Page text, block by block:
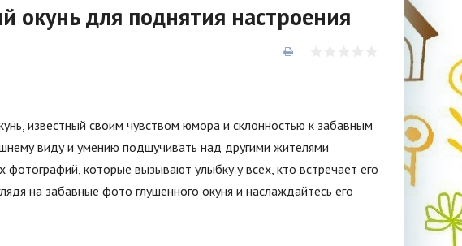
для поднятия настроения
известный своим чувством юмора и склонностью к забавным
виду и умению подшучивать над другими жителями
которые вызывают улыбку у всех, кто встречает его
на забавные фото глушенного окуня и наслаждайтесь его